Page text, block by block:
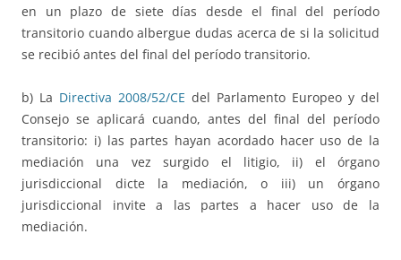
en un plazo de siete días desde el final del período
transitorio cuando albergue dudas acerca de si la solicitud
se recibió antes del final del período transitorio.
b) La Directiva 2008/52/CE del Parlamento Europeo y del
Consejo se aplicará cuando, antes del final del período
transitorio: i) las partes hayan acordado hacer uso de la
mediación una vez surgido el litigio, ii) el órgano
jurisdiccional dicte la mediación, o iii) un órgano
jurisdiccional invite a las partes a hacer uso de la
mediación.